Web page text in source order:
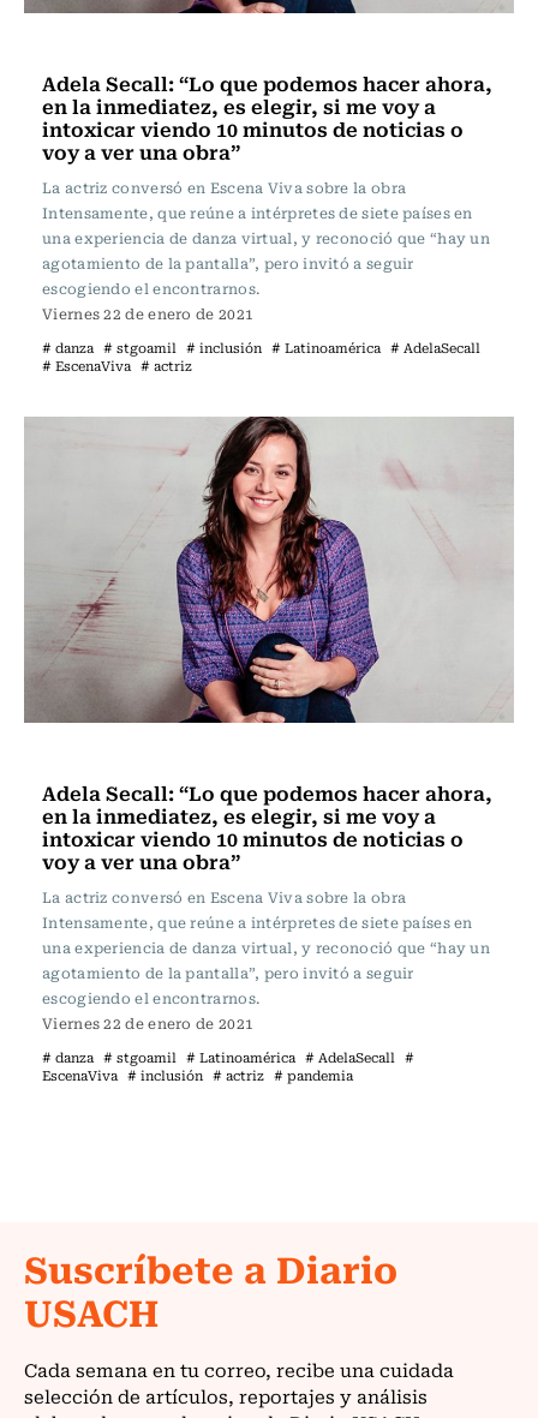
Adela Secall: “Lo que podemos hacer ahora,
en la inmediatez, es elegir, si me voy a
intoxicar viendo 10 minutos de noticias o
voy a ver una obra”
La actriz conversó en Escena Viva sobre la obra
Intensamente, que reúne a intérpretes de siete países en
una experiencia de danza virtual, y reconoció que “hay un
agotamiento de la pantalla”, pero invitó a seguir
escogiendo el encontrarnos.
Viernes 22 de enero de 2021
# danza # stgoamil # inclusión # Latinoamérica # AdelaSecall
# EscenaViva # actriz
Adela Secall: “Lo que podemos hacer ahora,
en la inmediatez, es elegir, si me voy a
intoxicar viendo 10 minutos de noticias o
voy a ver una obra”
La actriz conversó en Escena Viva sobre la obra
Intensamente, que reúne a intérpretes de siete países en
una experiencia de danza virtual, y reconoció que “hay un
agotamiento de la pantalla”, pero invitó a seguir
escogiendo el encontrarnos.
Viernes 22 de enero de 2021
# danza # stgoamil # Latinoamérica # AdelaSecall #
EscenaViva # inclusión # actriz # pandemia